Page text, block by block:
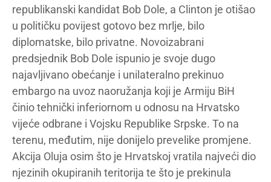
republikanski kandidat Bob Dole, a Clinton je otišao
u političku povijest gotovo bez mrlje, bilo
diplomatske, bilo privatne. Novoizabrani
predsjednik Bob Dole ispunio je svoje dugo
najavljivano obećanje i unilateralno prekinuo
embargo na uvoz naoružanja koji je Armiju BiH
činio tehnički inferiornom u odnosu na Hrvatsko
vijeće odbrane i Vojsku Republike Srpske. To na
terenu, međutim, nije donijelo prevelike promjene.
Akcija Oluja osim što je Hrvatskoj vratila najveći dio
njezinih okupiranih teritorija te što je prekinula